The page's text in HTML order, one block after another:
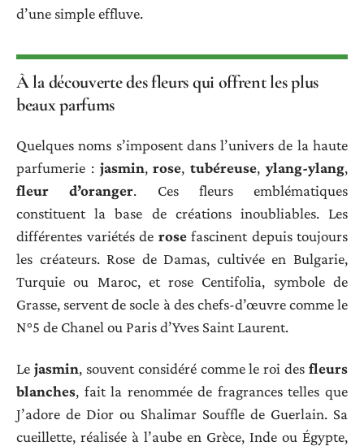
d’une simple effluve.
À la découverte des fleurs qui offrent les plus
beaux parfums
Quelques noms s’imposent dans l’univers de la haute
parfumerie : jasmin,rose,tubéreuse,ylang-ylang,
fleur d’oranger. Ces fleurs emblématiques
constituent la base de créations inoubliables. Les
différentes variétés de rosefascinent depuis toujours
les créateurs. Rose de Damas, cultivée en Bulgarie,
Turquie ou Maroc, et rose Centifolia, symbole de
Grasse, servent de socle à des chefs-d’œuvre comme le
N°5 de Chanel ou Paris d’Yves Saint Laurent.
Le jasmin, souvent considéré comme le roi des fleurs
blanches, fait la renommée de fragrances telles que
J’adore de Dior ou Shalimar Souffle de Guerlain. Sa
cueillette, réalisée à l’aube en Grèce, Inde ou Égypte,